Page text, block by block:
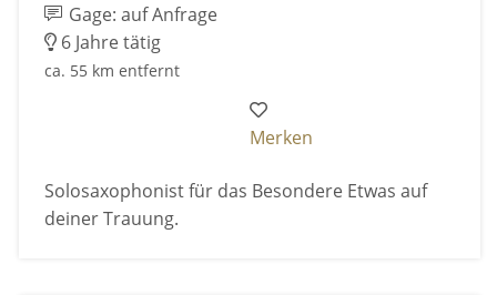
Gage: auf Anfrage
6 Jahre tätig
ca. 55 km entfernt
Merken
Solosaxophonist für das Besondere Etwas auf
deiner Trauung.